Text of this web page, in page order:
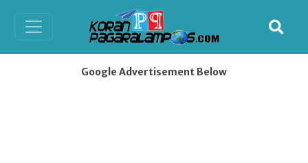
Google Advertisement Below